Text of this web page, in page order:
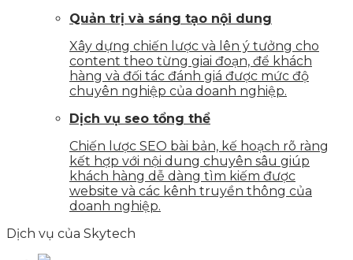
Quản trị và sáng tạo nội dung
Xây dựng chiến lược và lên ý tưởng cho
content theo từng giai đoạn, để khách
hàng và đối tác đánh giá được mức độ
chuyên nghiệp của doanh nghiệp.
Dịch vụ seo tổng thể
Chiến lược SEO bài bản, kế hoạch rõ ràng
kết hợp với nội dung chuyên sâu giúp
khách hàng dễ dàng tìm kiếm được
website và các kênh truyền thông của
doanh nghiệp.
Dịch vụ của Skytech